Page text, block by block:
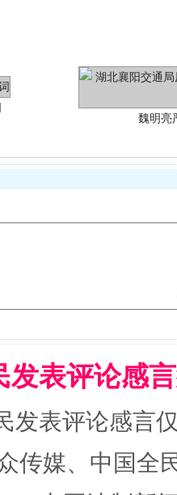
发表评论感
发表评论感言
传媒、中国全